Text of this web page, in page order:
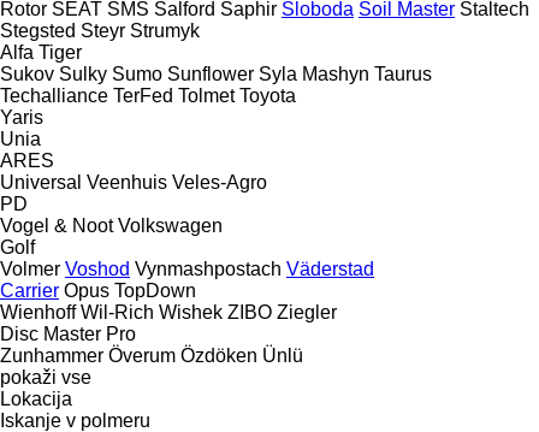
Rotor SEAT SMS Salford Saphir Sloboda Soil Master Staltech
Stegsted Steyr Strumyk
Alfa Tiger
Sukov Sulky Sumo Sunflower Syla Mashyn Taurus
Techalliance TerFed Tolmet Toyota
Yaris
Unia
ARES
Universal Veenhuis Veles-Agro
PD
Vogel & Noot Volkswagen
Golf
Volmer Voshod Vynmashpostach Väderstad
Carrier Opus TopDown
Wienhoff Wil-Rich Wishek ZIBO Ziegler
Disc Master Pro
Zunhammer Överum Özdöken Ünlü
pokaži vse
Lokacija
Iskanje v polmeru